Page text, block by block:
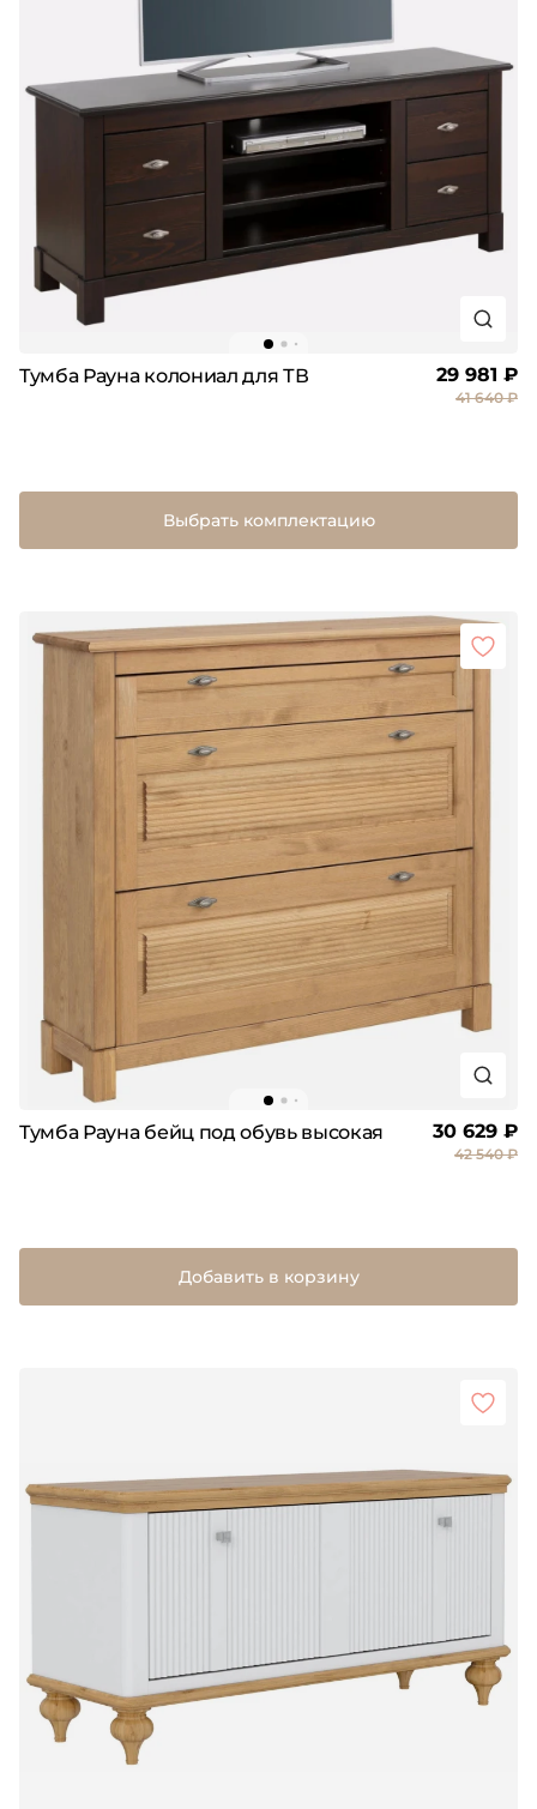
Тумба Рауна колониал для ТВ 29 981 ₽
41 640 ₽
Выбрать комплектацию
Тумба Рауна бейц под обувь высокая 30 629 ₽
42 540 ₽
Добавить в корзину